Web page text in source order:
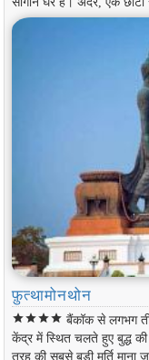
फ़ुत्थामोनथोन
starstarstarstar बैंकॉक से लगभग
केंद्र में स्थित चलते हुए बुद्ध की
तरह की सबसे बड़ी मूर्ति